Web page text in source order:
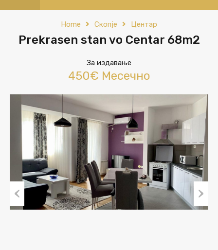
Home Скопје Центар
Prekrasen stan vo Centar 68m2
За издавање
450€ Месечно
Previous Next